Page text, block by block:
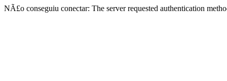
NÃ£o conseguiu conectar: The server requested authentication